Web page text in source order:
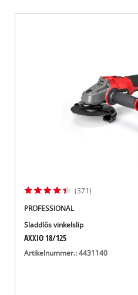
(371)
PROFESSIONAL
Sladdlös vinkelslip
AXXIO 18/125
Artikelnummer.: 4431140